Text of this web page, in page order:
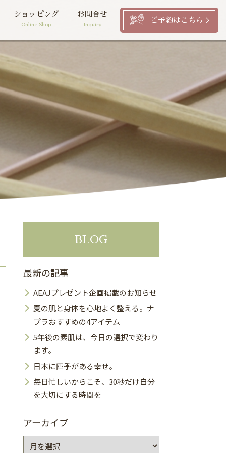
ショッピング
Online Shop
お問合せ
Inquiry
ご予約はこちら
BLOG
最新の記事
AEAJプレゼント企画掲載のお知らせ
夏の肌と身体を心地よく整える。ナ
プラおすすめの4アイテム
5年後の素肌は、今日の選択で変わり
ます。
日本に四季がある幸せ。
毎日忙しいからこそ、30秒だけ自分
を大切にする時間を
アーカイブ